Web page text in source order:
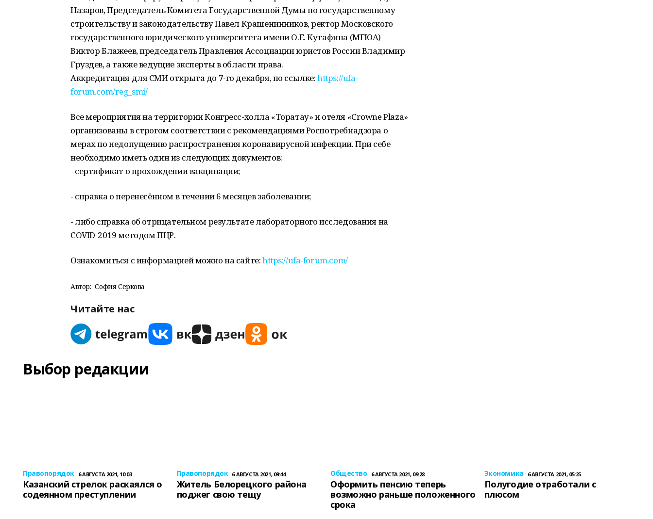
Назаров, Председатель Комитета Государственной Думы по государственному
строительству и законодательству Павел Крашенинников, ректор Московского
государственного юридического университета имени О.Е. Кутафина (МГЮА)
Виктор Блажеев, председатель Правления Ассоциации юристов России Владимир
Груздев, а также ведущие эксперты в области права.
Аккредитация для СМИ открыта до 7-го декабря, по ссылке:https://ufa-
forum.com/reg_smi/
Все мероприятия на территории Конгресс-холла «Торатау» и отеля «Crowne Plaza»
организованы в строгом соответствии с рекомендациями Роспотребнадзора о
мерах по недопущению распространения коронавирусной инфекции. При себе
необходимо иметь один из следующих документов:
- сертификат о прохождении вакцинации;
- справка о перенесённом в течении 6 месяцев заболевании;
- либо справка об отрицательном результате лабораторного исследования на
COVID-2019 методом ПЦР.
Ознакомиться с информацией можно на сайте:https://ufa-forum.com/
Автор: София Серкова
Читайте нас
Выбор редакции
Правопорядок 6 АВГУСТА 2021, 10:03
Казанский стрелок раскаялся о
содеянном преступлении
Правопорядок 6 АВГУСТА 2021, 09:44
Житель Белорецкого района
поджег свою тещу
Общество 6 АВГУСТА 2021, 09:28
Оформить пенсию теперь
возможно раньше положенного
срока
Экономика 6 АВГУСТА 2021, 05:25
Полугодие отработали с
плюсом